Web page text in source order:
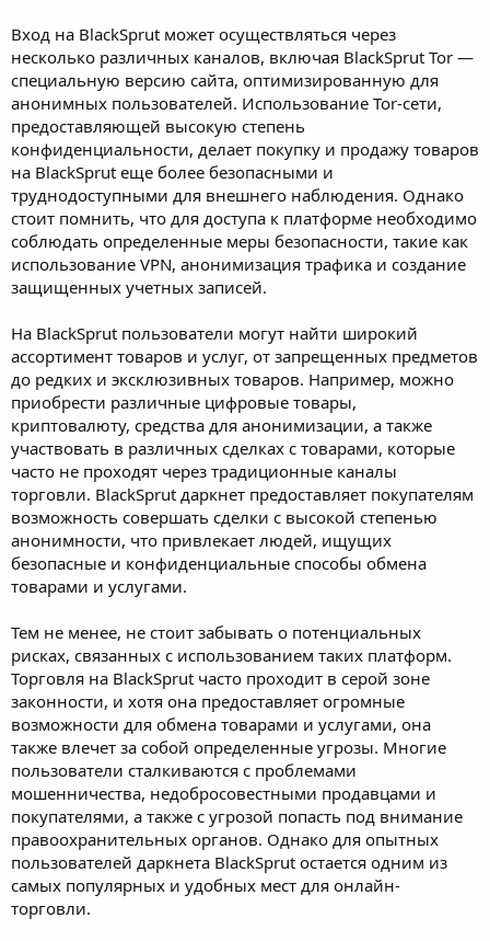
Вход на BlackSprut может осуществляться через
несколько различных каналов, включая BlackSprut Tor —
специальную версию сайта, оптимизированную для
анонимных пользователей. Использование Tor-сети,
предоставляющей высокую степень
конфиденциальности, делает покупку и продажу товаров
на BlackSprut еще более безопасными и
труднодоступными для внешнего наблюдения. Однако
стоит помнить, что для доступа к платформе необходимо
соблюдать определенные меры безопасности, такие как
использование VPN, анонимизация трафика и создание
защищенных учетных записей.
На BlackSprut пользователи могут найти широкий
ассортимент товаров и услуг, от запрещенных предметов
до редких и эксклюзивных товаров. Например, можно
приобрести различные цифровые товары,
криптовалюту, средства для анонимизации, а также
участвовать в различных сделках с товарами, которые
часто не проходят через традиционные каналы
торговли. BlackSprut даркнет предоставляет покупателям
возможность совершать сделки с высокой степенью
анонимности, что привлекает людей, ищущих
безопасные и конфиденциальные способы обмена
товарами и услугами.
Тем не менее, не стоит забывать о потенциальных
рисках, связанных с использованием таких платформ.
Торговля на BlackSprut часто проходит в серой зоне
законности, и хотя она предоставляет огромные
возможности для обмена товарами и услугами, она
также влечет за собой определенные угрозы. Многие
пользователи сталкиваются с проблемами
мошенничества, недобросовестными продавцами и
покупателями, а также с угрозой попасть под внимание
правоохранительных органов. Однако для опытных
пользователей даркнета BlackSprut остается одним из
самых популярных и удобных мест для онлайн-
торговли.